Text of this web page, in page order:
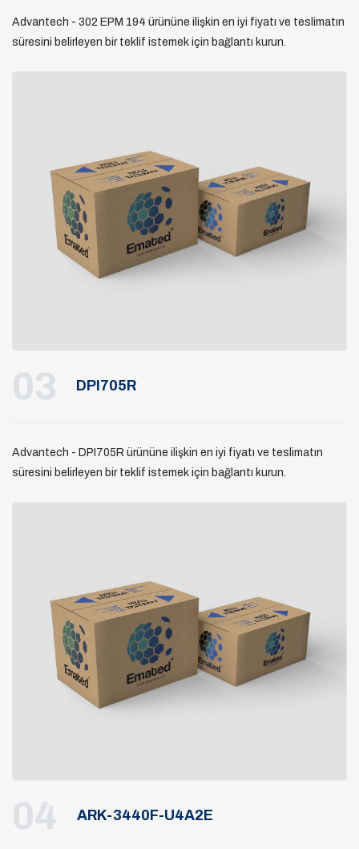
Advantech - 302 EPM 194 ürününe ilişkin en iyi fiyatı ve teslimatın
süresini belirleyen bir teklif istemek için bağlantı kurun.
03 DPI705R
Advantech - DPI705R ürününe ilişkin en iyi fiyatı ve teslimatın
süresini belirleyen bir teklif istemek için bağlantı kurun.
04 ARK-3440F-U4A2E